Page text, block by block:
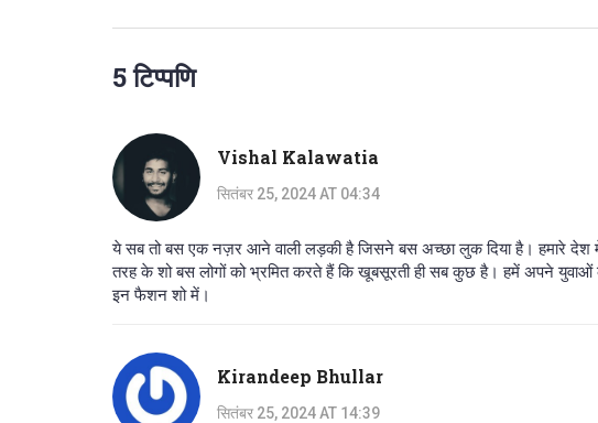
5 टिप्पणि
Vishal Kalawatia
सितंबर 25, 2024 AT 04:34
ये सब तो बस एक नज़र आने वाली लड़की है जिसने बस अच्छा लुक दिया है। हमारे देश में
तरह के शो बस लोगों को भ्रमित करते हैं कि खूबसूरती ही सब कुछ है। हमें अपने युवाओं
इन फैशन शो में।
Kirandeep Bhullar
सितंबर 25, 2024 AT 14:39